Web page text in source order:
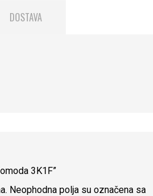
DOSTAVA
3K1F”
Neophodna polja su označena sa